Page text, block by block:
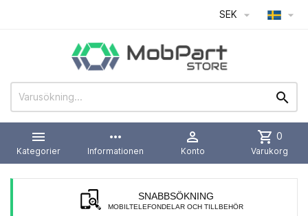
SEK  


Kategorier
more_horiz
Informationen

Konto
shopping_cart 0
Varukorg
SNABBSÖKNING
MOBILTELEFONDELAR OCH TILLBEHÖR